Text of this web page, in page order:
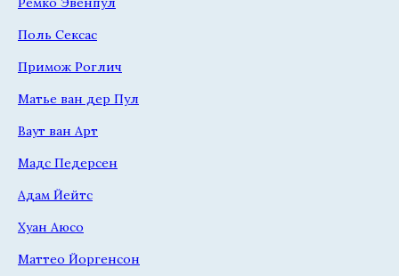
Поль Сексас
Примож Роглич
Матье ван дер Пул
Ваут ван Арт
Мадс Педерсен
Адам Йейтс
Хуан Аюсо
Маттео Йоргенсон